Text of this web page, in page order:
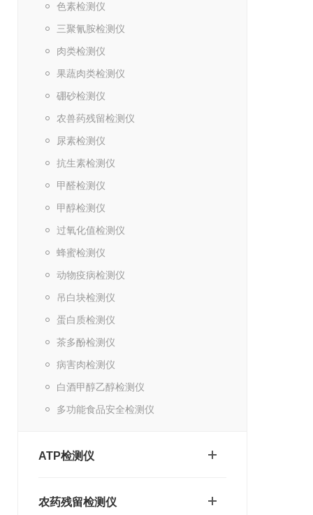
色素检测仪
三聚氰胺检测仪
肉类检测仪
果蔬肉类检测仪
硼砂检测仪
农兽药残留检测仪
尿素检测仪
抗生素检测仪
甲醛检测仪
甲醇检测仪
过氧化值检测仪
蜂蜜检测仪
动物疫病检测仪
吊白块检测仪
蛋白质检测仪
茶多酚检测仪
病害肉检测仪
白酒甲醇乙醇检测仪
多功能食品安全检测仪
ATP检测仪
农药残留检测仪